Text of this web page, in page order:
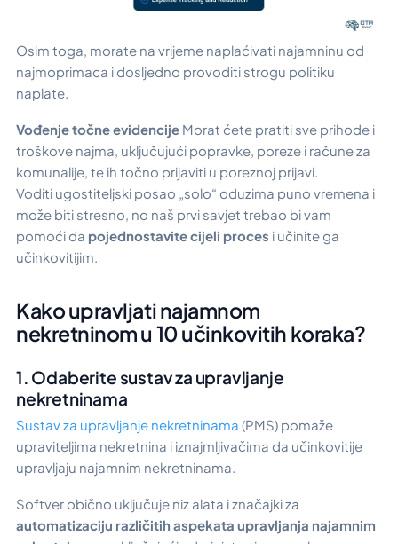
Osim toga, morate na vrijeme naplaćivati najamninu od
najmoprimaca i dosljedno provoditi strogu politiku
naplate.
Vođenje točne evidencije Morat ćete pratiti sve prihode i
troškove najma, uključujući popravke, poreze i račune za
komunalije, te ih točno prijaviti u poreznoj prijavi.
Voditi ugostiteljski posao „solo“ oduzima puno vremena i
može biti stresno, no naš prvi savjet trebao bi vam
pomoći da pojednostavite cijeli proces i učinite ga
učinkovitijim.
Kako upravljati najamnom
nekretninom u 10 učinkovitih koraka?
1. Odaberite sustav za upravljanje
nekretninama
Sustav za upravljanje nekretninama (PMS) pomaže
upraviteljima nekretnina i iznajmljivačima da učinkovitije
upravljaju najamnim nekretninama.
Softver obično uključuje niz alata i značajki za
automatizaciju različitih aspekata upravljanja najamnim